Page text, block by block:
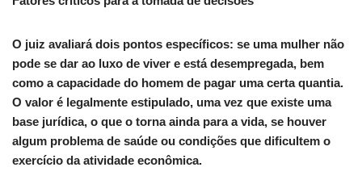
O juiz avaliará dois pontos específicos: se uma mulher não
pode se dar ao luxo de viver e está desempregada, bem
como a capacidade do homem de pagar uma certa quantia.
O valor é legalmente estipulado, uma vez que existe uma
base jurídica, o que o torna ainda para a vida, se houver
algum problema de saúde ou condições que dificultem o
exercício da atividade econômica.